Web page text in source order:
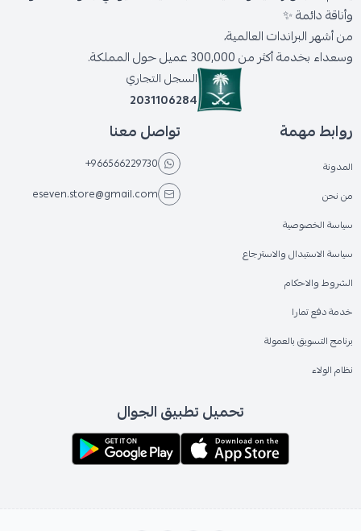
وأناقة دائمة ✨
من أشهر البراندات العالمية،
وسعداء بخدمة أكثر من 300,000 عميل حول المملكة.
السجل التجاري
2031106284
روابط مهمة
المدونة
من نحن
سياسة الخصوصية
سياسة الاستبدال والاسترجاع
الشروط والاحكام
خدمة دفع تمارا
برنامج التسويق بالعمولة
نظام الولاء
تواصل معنا
+966566229730
eseven.store@gmail.com
تحميل تطبيق الجوال